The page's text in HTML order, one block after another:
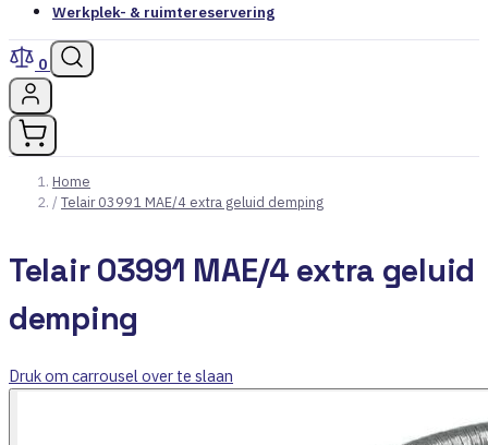
Werkplek- & ruimtereservering
0
Home
/ Telair 03991 MAE/4 extra geluid demping
Telair 03991 MAE/4 extra geluid
demping
Druk om carrousel over te slaan